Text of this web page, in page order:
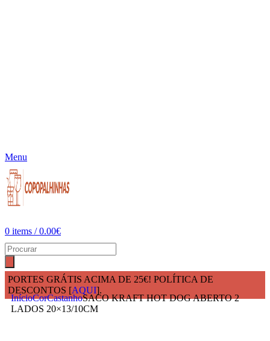
Menu
0 items / 0.00€
PORTES GRÁTIS ACIMA DE 25€! POLÍTICA DE
DESCONTOS [AQUI].
InícioCorCastanhoSACO KRAFT HOT DOG ABERTO 2
LADOS 20×13/10CM